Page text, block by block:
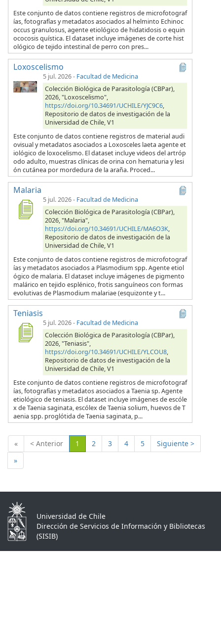
Este conjunto de datos contiene registros de microfotograf
ías, fotografías y metadatos asociados al helminto Echinoc
occus granulosus, agente etiológico de hidatidosis o equin
ococosis quística. El dataset incluye imágenes de corte hist
ológico de tejido intestinal de perro con pres...
Loxoscelismo
5 jul. 2026- Facultad de Medicina
Colección Biológica de Parasitología (CBPar),
2026, "Loxoscelismo",
https://doi.org/10.34691/UCHILE/YJC9C6,
Repositorio de datos de investigación de la
Universidad de Chile, V1
Este conjunto de datos contiene registros de material audi
ovisual y metadatos asociados a Loxosceles laeta agente et
iológico de loxocelismo. El dataset incluye videos del artróp
odo adulto, muestras clínicas de orina con hematuria y lesi
ón cutánea por mordedura de la araña. Proced...
Malaria
5 jul. 2026- Facultad de Medicina
Colección Biológica de Parasitología (CBPar),
2026, "Malaria",
https://doi.org/10.34691/UCHILE/MA6O3K,
Repositorio de datos de investigación de la
Universidad de Chile, V1
Este conjunto de datos contiene registros de microfotograf
ías y metadatos asociados a Plasmodium spp. Agente etiol
ógico de malaria. El dataset incluye imágenes de pigmento
malárico en tejido esplénico, frotis sanguíneos con formas
evolutivas de Plasmodium malariae (esquizonte y t...
Teniasis
5 jul. 2026- Facultad de Medicina
Colección Biológica de Parasitología (CBPar),
2026, "Teniasis",
https://doi.org/10.34691/UCHILE/YLCOU8,
Repositorio de datos de investigación de la
Universidad de Chile, V1
Este conjunto de datos contiene registros de microfotograf
ías, fotografías y metadatos asociados a Taenia sp. Agente
etiológico de teniasis. El dataset incluye imágenes de escóle
x de Taenia saginata, escólex de Taenia solium, huevos de T
aenia spp. proglótida de Taenia saginata, p...
« < Anterior 1 (Actual)
2 3 4 5
Siguiente >
»
Universidad de Chile
Dirección de Servicios de Información y Bibliotecas
(SISIB)